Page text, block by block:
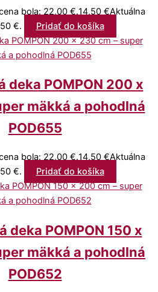
bola: 22,00 €.14,50 €Aktuálna
€.
Pridať do košíka
deka POMPON 200 x
mäkká a pohodlná
POD655
bola: 22,00 €.14,50 €Aktuálna
€.
Pridať do košíka
deka POMPON 150 x
mäkká a pohodlná
POD652